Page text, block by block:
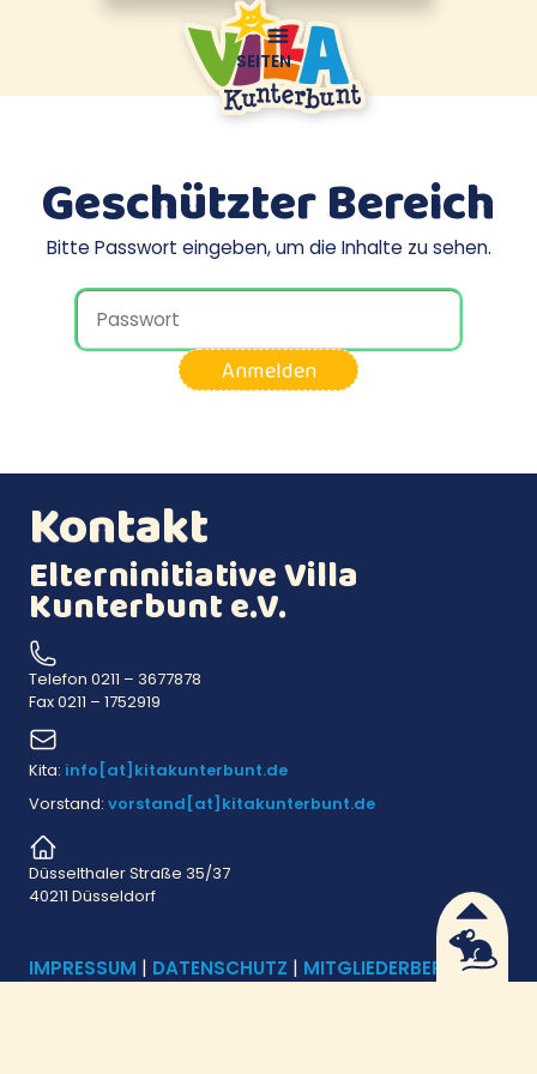
SEITEN
Geschützter Bereich
Bitte Passwort eingeben, um die Inhalte zu sehen.
Anmelden
Kontakt
Elterninitiative Villa
Kunterbunt e.V.
Telefon 0211 – 3677878
Fax0211 – 1752919
Kita: info[at]kitakunterbunt.de
Vorstand: vorstand[at]kitakunterbunt.de
Düsselthaler Straße 35/37
40211 Düsseldorf
IMPRESSUM | DATENSCHUTZ | MITGLIEDERBEREICH